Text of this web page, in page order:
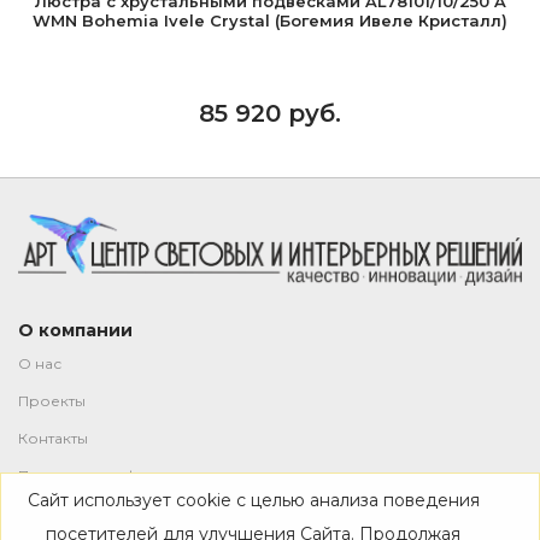
WMN Bohemia Ivele Crystal (Богемия Ивеле Кристалл)
85 920 руб.
О компании
О нас
Проекты
Контакты
Политика конфиденциальности
Магазин
Сайт использует cookie с целью анализа поведения
посетителей для улучшения Сайта. Продолжая